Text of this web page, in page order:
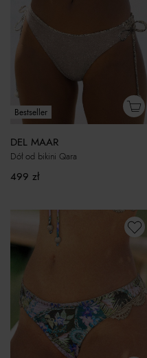
Bestseller
DEL MAAR
Dół od bikini Qara
499 zł